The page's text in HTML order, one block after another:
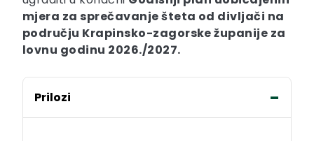
mjera za sprečavanje šteta od divljači na
području Krapinsko-zagorske županije za
lovnu godinu 2026./2027.
Prilozi